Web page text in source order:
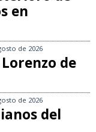
en
de 2026
de
de 2026
del